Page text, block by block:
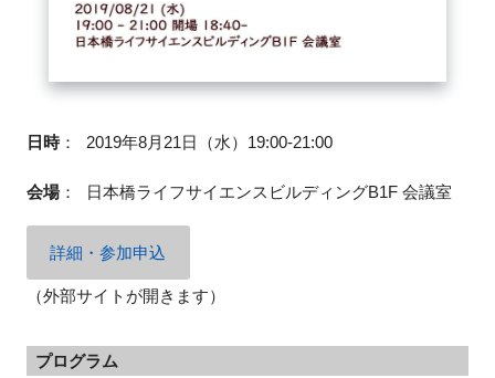
日時： 2019年8月21日（水）19:00-21:00
会場： 日本橋ライフサイエンスビルディングB1F 会議室
詳細・参加申込
（外部サイトが開きます）
プログラム